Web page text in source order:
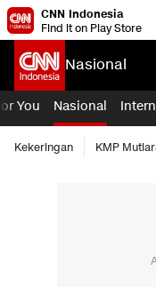
CNN Indonesia
Find it on Play Store
Nasional
You Nasional
Kekeringan KMP